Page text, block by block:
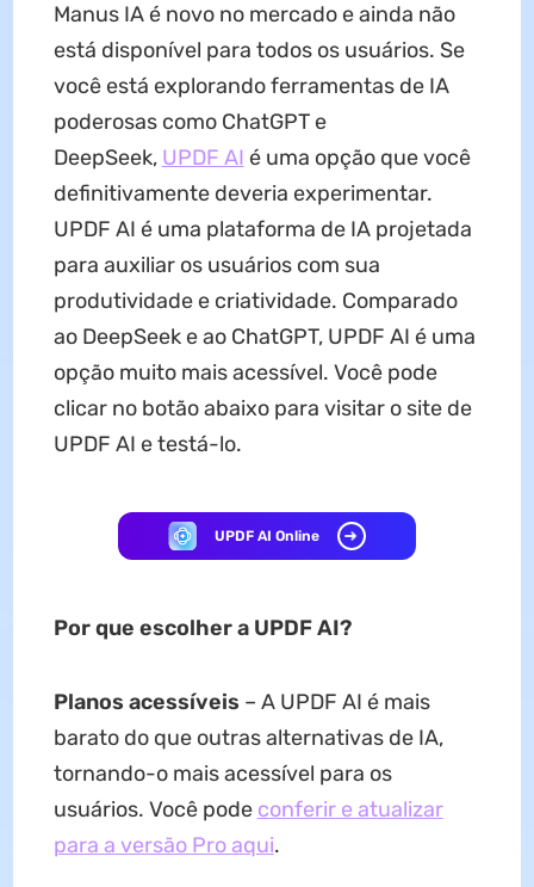
Manus IA é novo no mercado e ainda não
está disponível para todos os usuários. Se
você está explorando ferramentas de IA
poderosas como ChatGPT e
DeepSeek, UPDF AI é uma opção que você
definitivamente deveria experimentar.
UPDF AI é uma plataforma de IA projetada
para auxiliar os usuários com sua
produtividade e criatividade. Comparado
ao DeepSeek e ao ChatGPT, UPDF AI é uma
opção muito mais acessível. Você pode
clicar no botão abaixo para visitar o site de
UPDF AI e testá-lo.
UPDF AI Online
Por que escolher a UPDF AI?
Planos acessíveis – A UPDF AI é mais
barato do que outras alternativas de IA,
tornando-o mais acessível para os
usuários. Você pode conferir e atualizar
para a versão Pro aqui.